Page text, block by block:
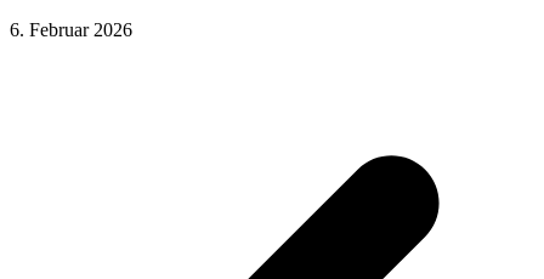
6. Februar 2026